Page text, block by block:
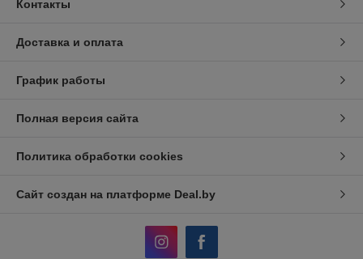
Контакты
Доставка и оплата
График работы
Полная версия сайта
Политика обработки cookies
Сайт создан на платформе Deal.by